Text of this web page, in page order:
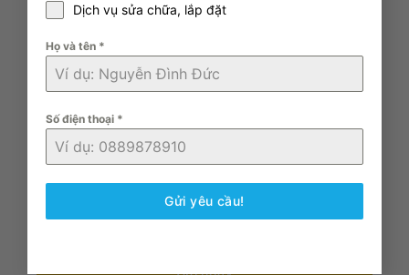
Dịch vụ sửa chữa, lắp đặt
Họ và tên *
Số điện thoại *
Gửi yêu cầu!
Gửi ngay